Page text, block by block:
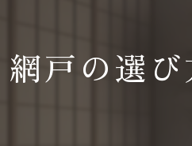
網戸の選